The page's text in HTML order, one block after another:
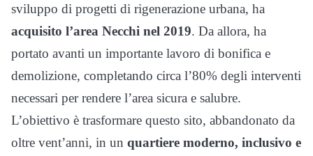
sviluppo di progetti di rigenerazione urbana, ha
acquisito l’area Necchi nel 2019. Da allora, ha
portato avanti un importante lavoro di bonifica e
demolizione, completando circa l’80% degli interventi
necessari per rendere l’area sicura e salubre.
L’obiettivo è trasformare questo sito, abbandonato da
oltre vent’anni, in un quartiere moderno, inclusivo e